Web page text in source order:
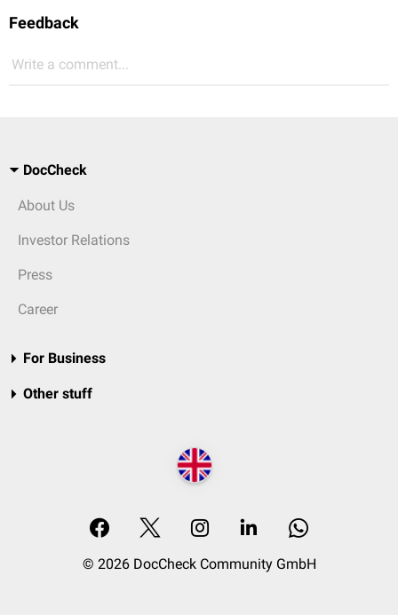
Feedback
Write a comment...
DocCheck
About Us
Investor Relations
Press
Career
For Business
Other stuff
© 2026 DocCheck Community GmbH